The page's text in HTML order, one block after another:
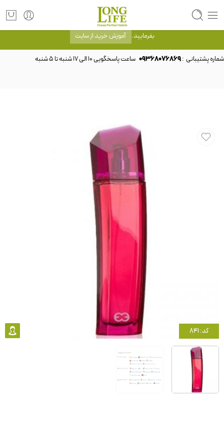
توجه! برند لانگ لایف رایحه های معروف را با شیشه و بسته بندی خود شرکت لانگ لایف
عرضه می کند.که با انتخاب حجم هر ادکلنی می توانید شیشه و بسته بندی را ملاحظه
بفرمایید. آموزش خرید از سایت
شماره پشتیبانی :09368076869
کد: 841